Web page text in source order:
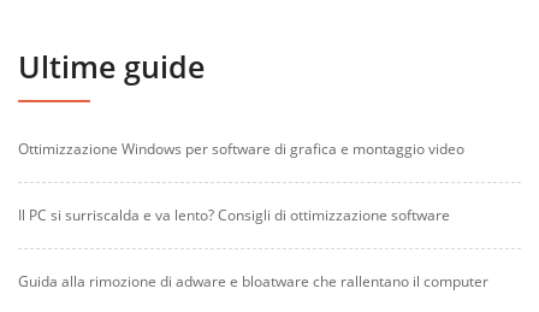
Ultime guide
Ottimizzazione Windows per software di grafica e montaggio video
Il PC si surriscalda e va lento? Consigli di ottimizzazione software
Guida alla rimozione di adware e bloatware che rallentano il computer